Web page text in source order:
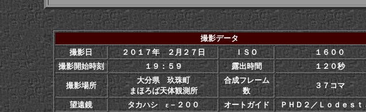
撮影データ
撮影日
２０１７年 ２月２７日 ＩＳＯ
１６００
撮影開始時刻
１９：５９ 露出時間 １２０秒
撮影場所
大分県 玖珠町
まほろば天体観測所
合成フレーム
数
３７コマ
望遠鏡 タカハシ ε－２００ オートガイド
ＰＨＤ２／Ｌｏｄｅｓｔ